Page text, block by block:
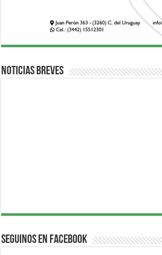
Noticias breves
Seguinos en Facebook